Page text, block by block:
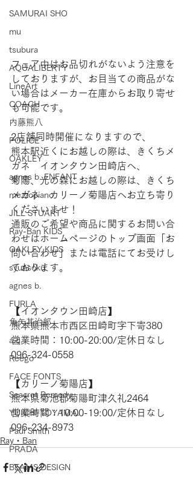
SAMURAI SHO
mu
tsubura
AQUALIBERTY
LineArt
COACH
内藤熊八
POLICE
OAKLEY
agnes b. ENFANT
mezzopiano
JILL STUART
Ray-Ban KIDS
OAKLEY KIDS
syunsoku
agnes b.
FURLA
角矢甚治郎
a.q.
Reego
FACE FONTS
Seacret Remedy
YUICHI TOYAMA.
Paul Smith
PRADA
BEAMS DESIGN
フェア中はお品切れがないよう注意を
しておりますが、お目当ての商品がな
い場合はメーカー在庫からお取り寄せ
も可能です。
2店舗同時開催になりますので、
熊本駅近くにお越しの際は、きくちメ
ガネ　イオンタウン田崎店へ、
菊陽、光の森にお越しの際は、きくち
メガネ　カリーノ菊陽店へお立ち寄り
くださいませ！
通販のご希望や商品に関するお問い合
わせはホームページのトップ画面「お
問い合わせ」または電話にてお受けし
ております。
【​イオンタウン田崎店】
熊本県熊本市西区田崎町字下寄380
営業時間：10:00-20:00/定休日なし
096-324-0558
【​カリーノ菊陽店】
熊本県菊池郡菊陽町津久礼2464
営業時間：10:00-19:00/定休日なし
096-234-8973
Ray・Ban